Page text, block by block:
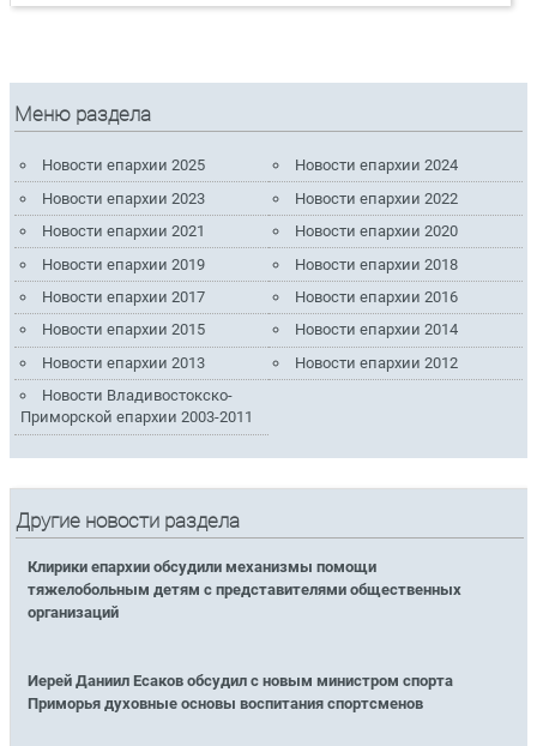
Меню раздела
Новости епархии 2025
Новости епархии 2024
Новости епархии 2023
Новости епархии 2022
Новости епархии 2021
Новости епархии 2020
Новости епархии 2019
Новости епархии 2018
Новости епархии 2017
Новости епархии 2016
Новости епархии 2015
Новости епархии 2014
Новости епархии 2013
Новости епархии 2012
Новости Владивостокско-
Приморской епархии 2003-2011
Другие новости раздела
Клирики епархии обсудили механизмы помощи
тяжелобольным детям с представителями общественных
организаций
Иерей Даниил Есаков обсудил с новым министром спорта
Приморья духовные основы воспитания спортсменов